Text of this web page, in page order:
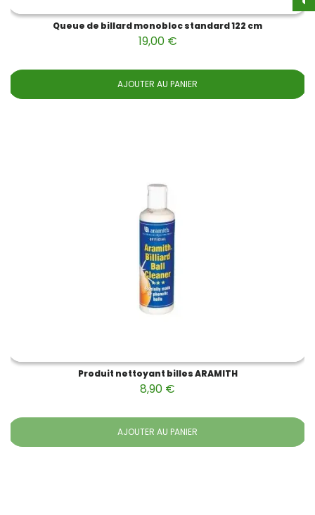
Queue de billard monobloc standard 122 cm
19,00 €
AJOUTER AU PANIER
Produit nettoyant billes ARAMITH
8,90 €
AJOUTER AU PANIER